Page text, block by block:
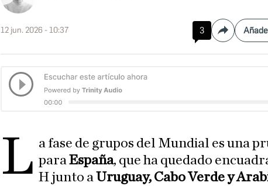
12 jun. 2026 - 10:37 3 Compartir
L a fase de grupos del Mundial es una
paraEspaña, que ha quedado
H junto aUruguay, Cabo Verde y